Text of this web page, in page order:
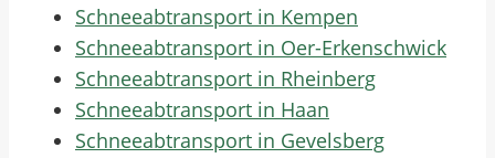
Schneeabtransport in Kempen
Schneeabtransport in Oer-Erkenschwick
Schneeabtransport in Rheinberg
Schneeabtransport in Haan
Schneeabtransport in Gevelsberg